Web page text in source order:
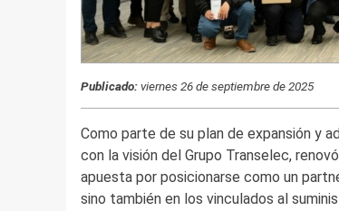
Publicado:viernes 26 de septiembre de 2025
Como parte de su plan de expansión y
con la visión del Grupo Transelec,
apuesta por posicionarse como un
sino también en los vinculados al